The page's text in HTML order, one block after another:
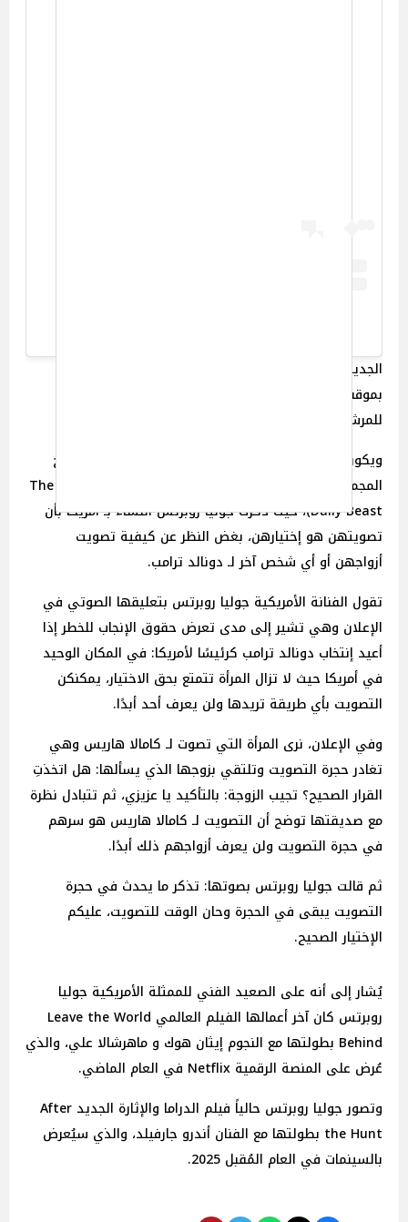
الجدير بالذكر أن الفنانة الأمريكية جوليا روبرتس معروفة
بموقفها الداعم للمُرشحة الرئاسية كامالا هاريس ورفضها
للمرشح الرئاسي دونالد ترامب
ويكون الإعلان المُشجع لإنتخاب جوليا روبرتس هو من إنتاج
المجموعة الإنجيلية التقدمية Vote Common Good (عبر The
Daily Beast)، حيثُ ذكرت جوليا روبرتس النساء بـ أمريكا بأن
تصويتهن هو إختيارهن، بغض النظر عن كيفية تصويت
أزواجهن أو أي شخص آخر لـ دونالد ترامب.
تقول الفنانة الأمريكية جوليا روبرتس بتعليقها الصوتي في
الإعلان وهي تشير إلى مدى تعرض حقوق الإنجاب للخطر إذا
أعيد إنتخاب دونالد ترامب كرئيسًا لأمريكا: في المكان الوحيد
في أمريكا حيث لا تزال المرأة تتمتع بحق الاختيار، يمكنكن
التصويت بأي طريقة تريدها ولن يعرف أحد أبدًا.
وفي الإعلان، نرى المرأة التي تصوت لـ كامالا هاريس وهي
تغادر حجرة التصويت وتلتقي بزوجها الذي يسألها: هل اتخذتِ
القرار الصحيح؟ تجيب الزوجة: بالتأكيد يا عزيزي، ثم تتبادل نظرة
مع صديقتها توضح أن التصويت لـ كامالا هاريس هو سرهم
في حجرة التصويت ولن يعرف أزواجهم ذلك أبدًا.
ثم قالت جوليا روبرتس بصوتها: تذكر ما يحدث في حجرة
التصويت يبقى في الحجرة وحان الوقت للتصويت، عليكم
الإختيار الصحيح.
يُشار إلى أنه على الصعيد الفني للممثلة الأمريكية جوليا
روبرتس كان آخر أعمالها الفيلم العالمي Leave the World
Behind بطولتها مع النجوم إيثان هوك و ماهرشالا علي، والذي
عُرض على المنصة الرقمية Netflix في العام الماضي.
وتصور جوليا روبرتس حالياً فيلم الدراما والإثارة الجديد After
the Hunt بطولتها مع الفنان أندرو جارفيلد، والذي سيُعرض
بالسينمات في العام المُقبل 2025.